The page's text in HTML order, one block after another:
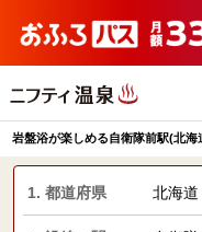
岩盤浴が楽しめる自衛隊前駅(北
1. 都道府県 北海道